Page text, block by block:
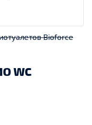
Bioforce
WC